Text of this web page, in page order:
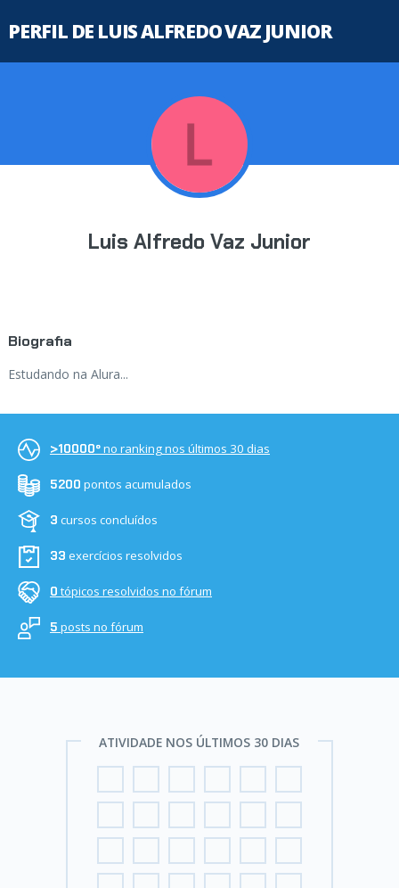
PERFIL DE LUIS ALFREDO VAZ JUNIOR
Luis Alfredo Vaz Junior
Biografia
Estudando na Alura...
>10000ºno ranking nos últimos 30 dias
5200 pontos acumulados
3 cursos concluídos
33 exercícios resolvidos
0 tópicos resolvidos no fórum
5 posts no fórum
ATIVIDADE NOS ÚLTIMOS 30 DIAS